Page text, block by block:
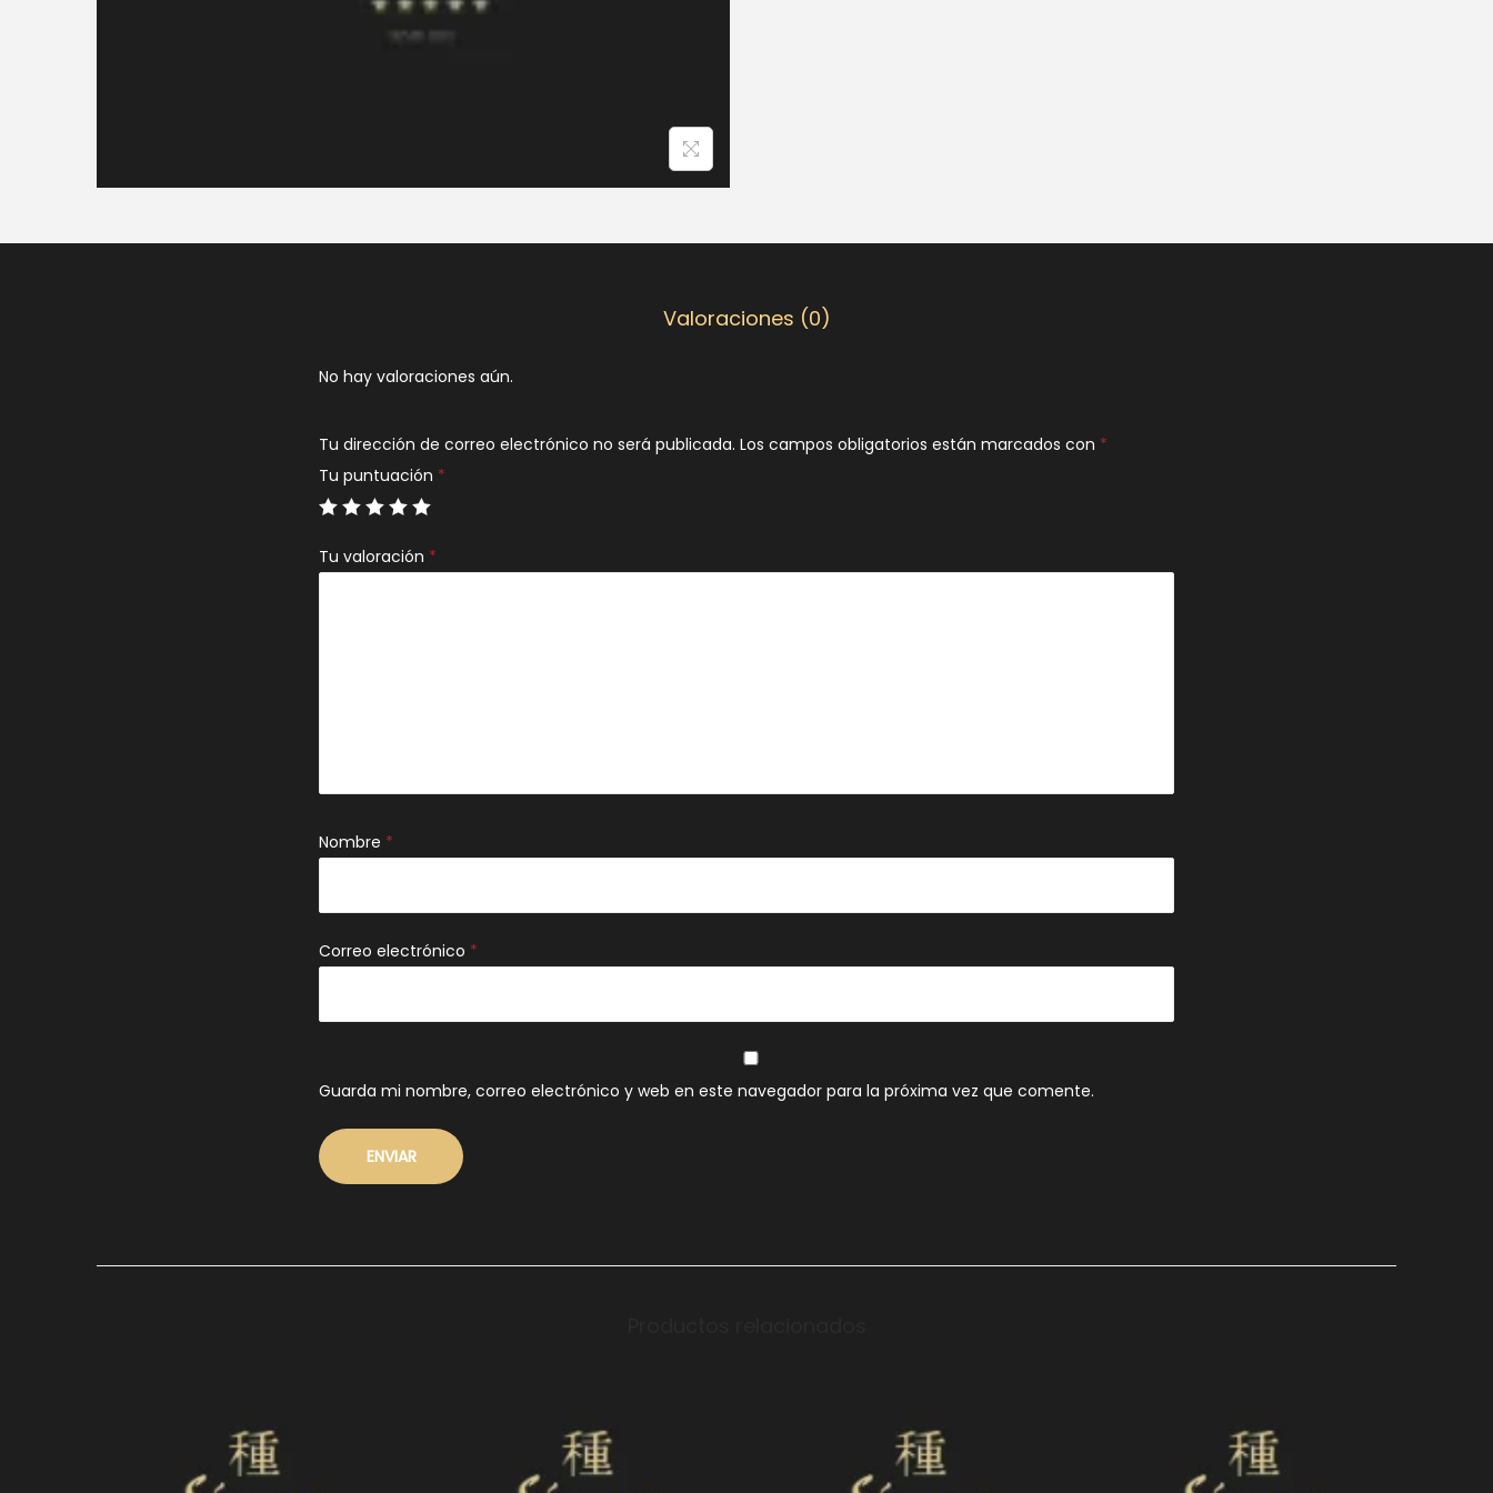
Valoraciones (0)
No hay valoraciones aún.
Tu dirección de correo electrónico no será publicada. Los campos obligatorios están marcados con *
Tu puntuación *
Tu valoración *
Nombre *
Correo electrónico *
Guarda mi nombre, correo electrónico y web en este navegador para la próxima vez que comente.